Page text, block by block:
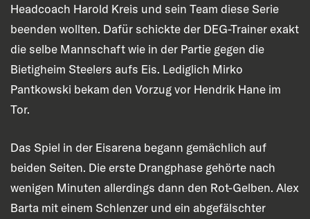
Headcoach Harold Kreis und sein Team diese Serie
beenden wollten. Dafür schickte der DEG-Trainer exakt
die selbe Mannschaft wie in der Partie gegen die
Bietigheim Steelers aufs Eis. Lediglich Mirko
Pantkowski bekam den Vorzug vor Hendrik Hane im
Tor.
Das Spiel in der Eisarena begann gemächlich auf
beiden Seiten. Die erste Drangphase gehörte nach
wenigen Minuten allerdings dann den Rot-Gelben. Alex
Barta mit einem Schlenzer und ein abgefälschter